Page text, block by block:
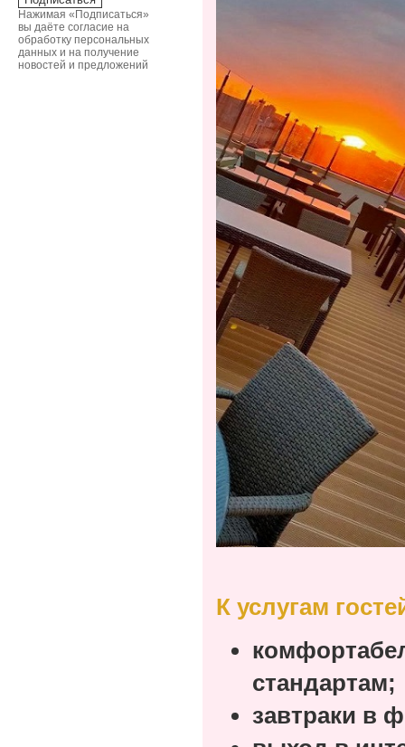
Нажимая «Подписаться»
вы даёте согласие на
обработку персональных
данных и на получение
новостей и предложений
К услугам
стандартам;
завтраки в